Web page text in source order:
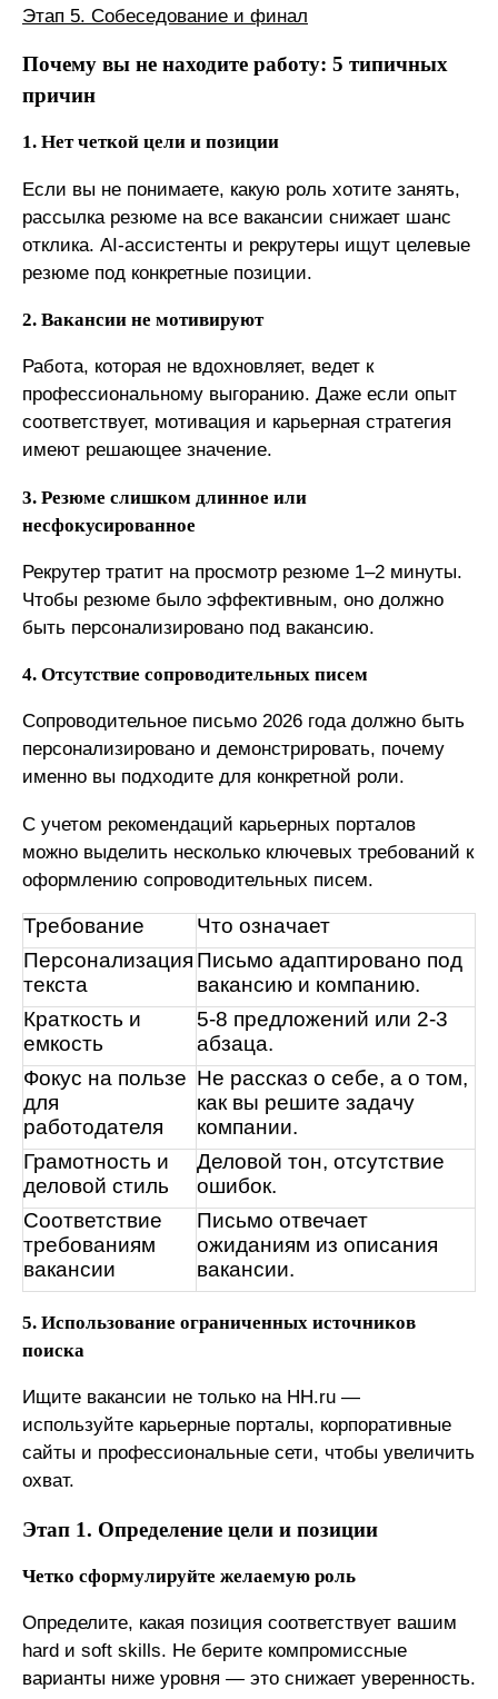
Этап 5. Собеседование и финал
Почему вы не находите работу: 5 типичных
причин
1. Нет четкой цели и позиции
Если вы не понимаете, какую роль хотите занять,
рассылка резюме на все вакансии снижает шанс
отклика. AI-ассистенты и рекрутеры ищут целевые
резюме под конкретные позиции.
2. Вакансии не мотивируют
Работа, которая не вдохновляет, ведет к
профессиональному выгоранию. Даже если опыт
соответствует, мотивация и карьерная стратегия
имеют решающее значение.
3. Резюме слишком длинное или
несфокусированное
Рекрутер тратит на просмотр резюме 1–2 минуты.
Чтобы резюме было эффективным, оно должно
быть персонализировано под вакансию.
4. Отсутствие сопроводительных писем
Сопроводительное письмо 2026 года должно быть
персонализировано и демонстрировать, почему
именно вы подходите для конкретной роли.
С учетом рекомендаций карьерных порталов
можно выделить несколько ключевых требований к
оформлению сопроводительных писем.
Требование
Что означает
Персонализация
текста
Письмо адаптировано под
вакансию и компанию.
Краткость и
емкость
5-8 предложений или 2-3
абзаца.
Фокус на пользе
для
работодателя
Не рассказ о себе, а о том,
как вы решите задачу
компании.
Грамотность и
деловой стиль
Деловой тон, отсутствие
ошибок.
Соответствие
требованиям
вакансии
Письмо отвечает
ожиданиям из описания
вакансии.
5. Использование ограниченных источников
поиска
Ищите вакансии не только на HH.ru —
используйте карьерные порталы, корпоративные
сайты и профессиональные сети, чтобы увеличить
охват.
Этап 1. Определение цели и позиции
Четко сформулируйте желаемую роль
Определите, какая позиция соответствует вашим
hard и soft skills. Не берите компромиссные
варианты ниже уровня — это снижает уверенность.